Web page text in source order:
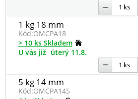
1 kg 18 mm
Kód:OMCPA18
> 10 ks Skladem
U vás již úterý 11.8.
5 kg 14 mm
Kód:OMCPA145